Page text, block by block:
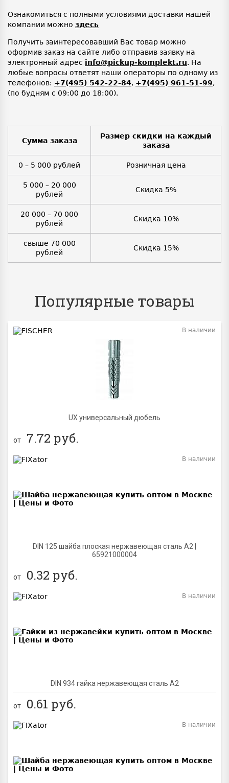
Ознакомиться с полными условиями доставки нашей
компании можно здесь
Получить заинтересовавший Вас товар можно
оформив заказ на сайте либо отправив заявку на
электронный адрес info@pickup-komplekt.ru. На
любые вопросы ответят наши операторы по одному из
телефонов: +7(495) 542-22-84, +7(495) 961-51-99,
(по будням с 09:00 до 18:00).
Сумма заказа
Размер скидки на каждый
заказа
0 – 5 000 рублей Розничная цена
5 000 – 20 000
рублей
Скидка 5%
20 000 – 70 000
рублей
Скидка 10%
свыше 70 000
рублей
Скидка 15%
Популярные товары
UX универсальный дюбель
В наличии
от 7.72 руб.
DIN 125 шайба плоская нержавеющая сталь A2 |
65921000004
В наличии
от 0.32 руб.
DIN 934 гайка нержавеющая сталь A2
В наличии
от 0.61 руб.
В наличии